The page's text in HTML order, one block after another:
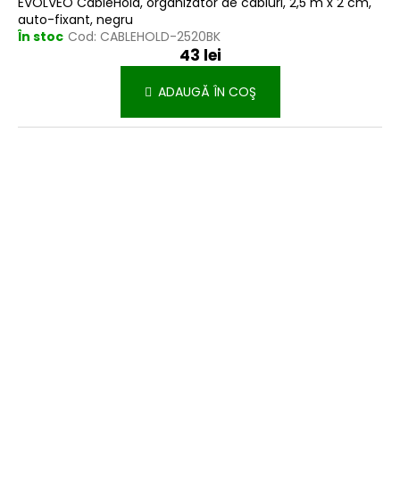
auto-fixant, negru
În stoc Cod: CABLEHOLD-2520BK
43 lei
ADAUGĂ ÎN COŞ